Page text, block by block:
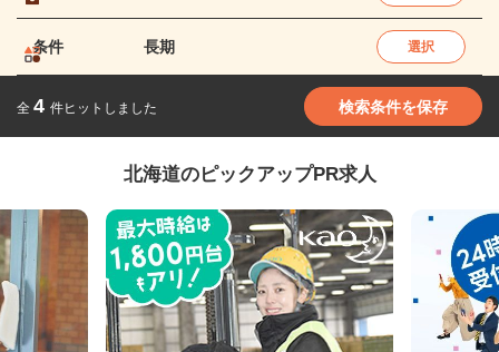
条件 長期 選択
全 4 件ヒットしました 検索条件を保存
北海道のピックアップPR求人